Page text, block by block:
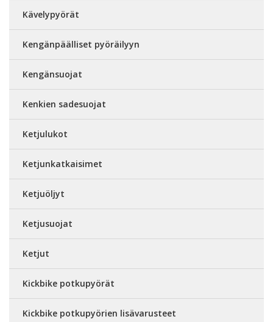
Kävelypyörät
Kengänpäälliset pyöräilyyn
Kengänsuojat
Kenkien sadesuojat
Ketjulukot
Ketjunkatkaisimet
Ketjuöljyt
Ketjusuojat
Ketjut
Kickbike potkupyörät
Kickbike potkupyörien lisävarusteet